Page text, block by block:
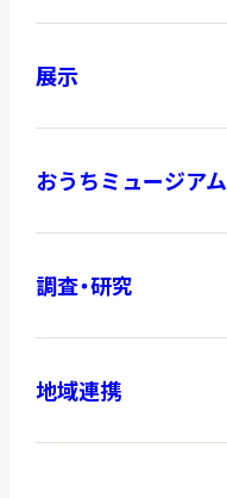
展示
おうちミュージアム
調査・研究
地域連携